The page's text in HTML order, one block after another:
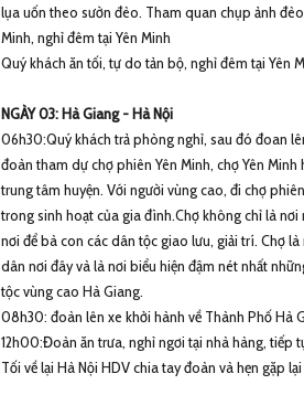
lụa uốn theo sườn đèo. Tham quan chụp ảnh
Minh, nghỉ đêm tại Yên Minh
Quý khách ăn tối, tự do tản bộ, nghỉ đêm tại Yên
NGÀY 03: Hà Giang - Hà Nội
06h30:Quý khách trả phòng nghỉ, sau đó đoan
đoàn tham dự chợ phiên Yên Minh, chợ Yên Minh
trung tâm huyện. Với người vùng cao, đi chợ
trong sinh hoạt của gia đình.Chợ không chỉ là
nơi để bà con các dân tộc giao lưu, giải trí. Chợ
dân nơi đây và là nơi biểu hiện đậm nét nhất
tộc vùng cao Hà Giang.
08h30: đoàn lên xe khởi hành về Thành Phố Hà
12h00:Đoàn ăn trưa, nghỉ ngơi tại nhà hàng, tiếp
Tối về lại Hà Nội HDV chia tay đoàn và hẹn gặp lại